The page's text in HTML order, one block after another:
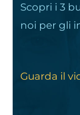
Scopri i 3
noi per gli
Guarda il